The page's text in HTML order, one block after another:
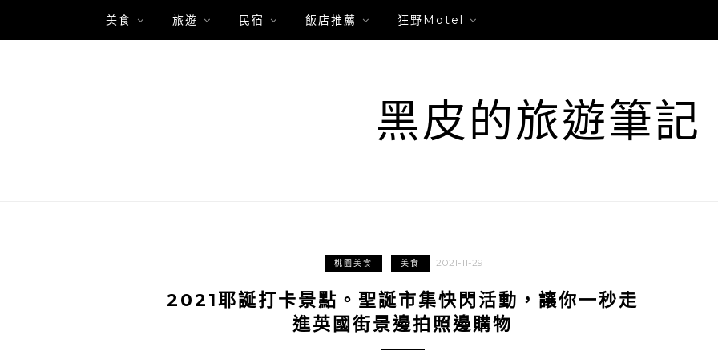
美食 旅遊 民宿 飯店推薦 狂野Motel
黑皮的旅遊筆記
桃園美食 美食 2021-11-29
2021耶誕打卡景點。聖誕市集快閃活動，讓你一秒走
進英國街景邊拍照邊購物